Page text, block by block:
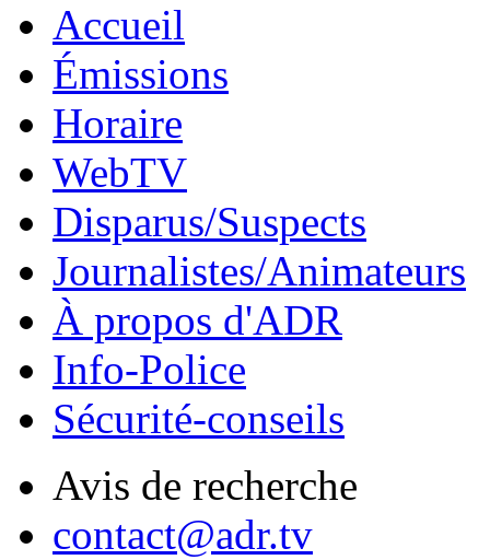
Accueil
Émissions
Horaire
WebTV
Disparus/Suspects
Journalistes/Animateurs
À propos d'ADR
Info-Police
Sécurité-conseils
Avis de recherche
contact@adr.tv